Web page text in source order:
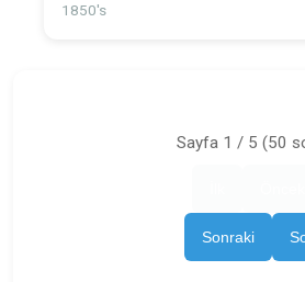
1850's
Sayfa 1 / 5 (50
Sonraki